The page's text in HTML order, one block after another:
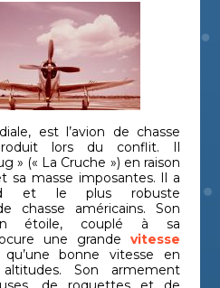
est l’avion de chasse
lors du conflit. Il
» (« La Cruche ») en raison
sa masse imposantes. Il a
et le plus robuste
chasse américains. Son
étoile, couplé à sa
une grandevitesse
qu’une bonne vitesse en
Son armement